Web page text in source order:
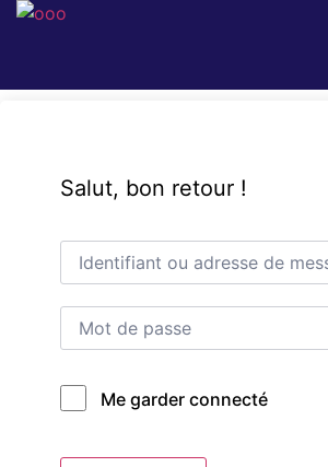
Salut, bon retour !
Me garder connecté